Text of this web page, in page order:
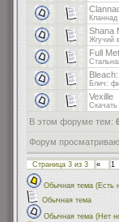
Shana
Жгучий
Full
Блич:
Vexille
В этом форуме тем:
Форум
Страница 3 из 3 « 1
Обычная тема (Есть
Обычная тема
Обычная тема (Нет